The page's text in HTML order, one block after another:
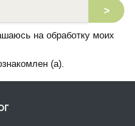
>
на обработку моих
(а).